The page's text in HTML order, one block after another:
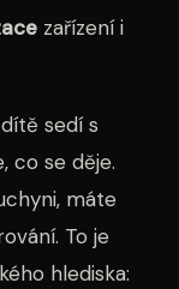
zařízení i
sedí s
co se děje.
máte
To je
hlediska: